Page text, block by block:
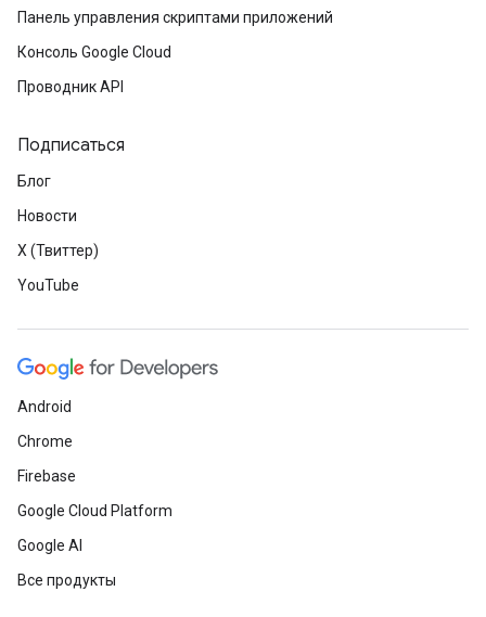
Панель управления скриптами приложений
Консоль Google Cloud
Проводник API
Подписаться
Блог
Новости
X (Твиттер)
YouTube
Android
Chrome
Firebase
Google Cloud Platform
Google AI
Все продукты